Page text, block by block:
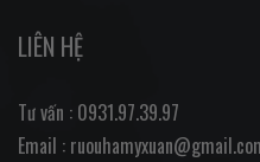
LIÊN HỆ
Tư vấn : 0931.97.39.97
Email :